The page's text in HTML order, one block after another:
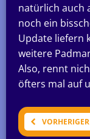
natürlich auch
noch ein
Update liefern
weitere
Also, rennt
öfters mal auf